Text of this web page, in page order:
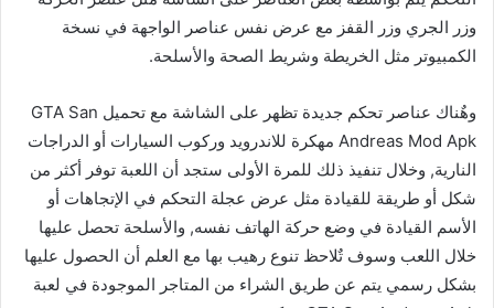
وزر الجري وزر القفز مع عرض نفس عناصر الواجهة في نسخة
الكمبيوتر مثل الخريطة وشريط الصحة والأسلحة.
وهٌناك عناصر تحكم جديدة تظهر على الشاشة مع تحميل GTA San
Andreas Mod Apk مهكرة للاندرويد وركوب السيارات أو الدراجات
النارية, وخلال تنفيذ ذلك للمرة الأولى ستجد أن اللعبة توفر أكثر من
شكل أو طريقة للقيادة مثل عرض عجلة التحكم في الإتجاهات أو
الأسم القيادة في وضع حركة الهاتف نفسه, والأسلحة تحصل عليها
خلال اللعب وسوف تٌلاحظ تنوع رهيب بها مع العلم أن الحصول عليها
بشكل رسمي يتم عن طريق الشراء من المتاجر الموجودة في لعبة